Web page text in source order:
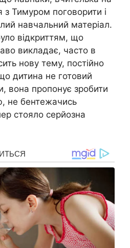
з Тимуром поговорити і
навчальний матеріал.
відкриттям, що
викладає, часто в
нову тему, постійно
дитина не готовий
вона пропонує зробити
не бентежачись
стояло серйозна